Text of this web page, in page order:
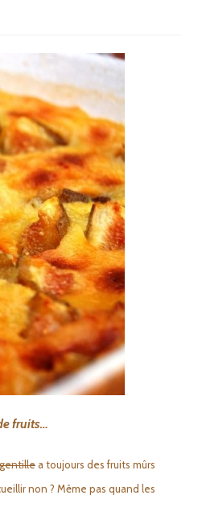
fruits…
a toujours des fruits mûrs
non ? Même pas quand les